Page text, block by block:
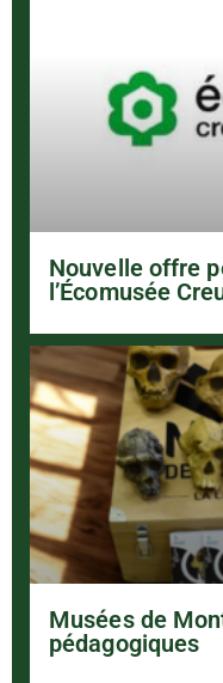
Nouvelle offre
l’Écomusée
Musées de
pédagogiques